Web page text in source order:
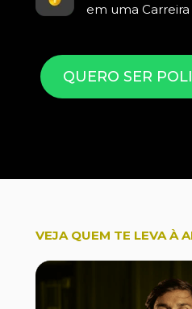
em uma
QUERO SER
VEJA QUEM TE LEVA À